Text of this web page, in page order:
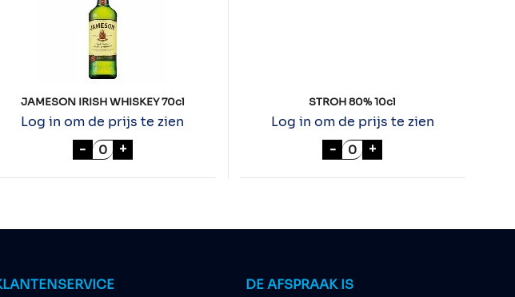
70cl aantal
JAMESON IRISH WHISKEY 70cl
Log in om de prijs te zien
- JAMESON IRISH WHISKEY 70cl aantal
+
STROH 80% 10cl
Log in om de prijs te zien
- STROH 80% 10cl aantal
+
DE AFSPRAAK IS